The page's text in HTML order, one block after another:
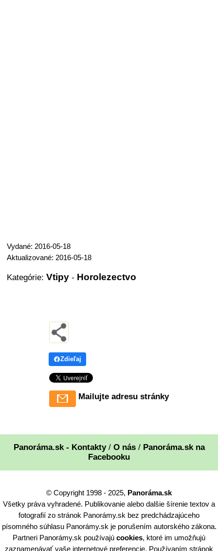
Vydané: 2016-05-18
Aktualizované: 2016-05-18
Kategórie: Vtipy - Horolezectvo
Zdieľaj
Mailujte adresu stránky
Panoráma.sk - Kontakty/ O nás/ Panoráma.sk na
Facebooku
© Copyright 1998 - 2025, Panoráma.sk
Všetky práva vyhradené. Publikovanie alebo dalšie šírenie textov a
fotografií zo stránok Panorámy.sk bez predchádzajúceho
písomného súhlasu Panorámy.sk je porušením autorského zákona.
Partneri Panorámy.sk používajú cookies, ktoré im umožňujú
zaznamenávať vaše internetové preferencie. Používaním stránok